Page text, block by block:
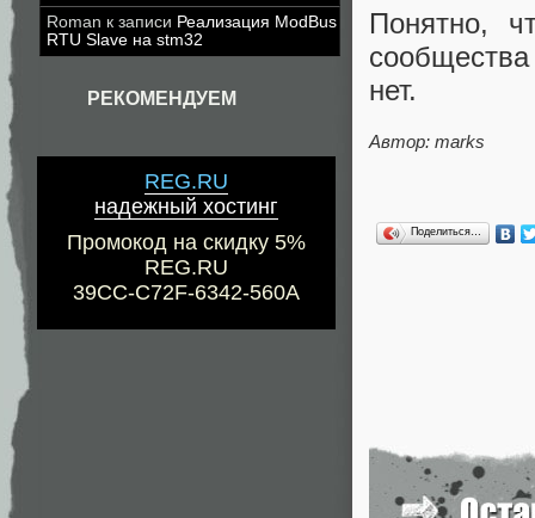
Roman к записи Реализация ModBus
RTU Slave на stm32
РЕКОМЕНДУЕМ
REG.RU
надежный хостинг
Промокод на скидку 5%
REG.RU
39CC-C72F-6342-560A
Понятно,
нет.
Автор: marks
Поделиться…